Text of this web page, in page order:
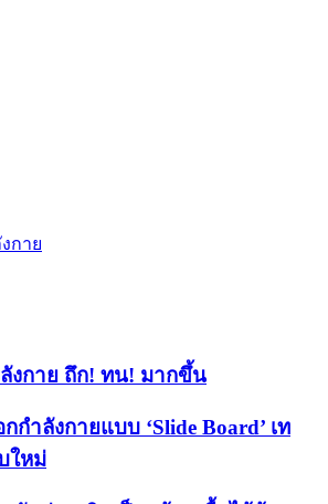
กาย
งกาย ถึก! ทน! มากขึ้น
ำลังกายแบบ ‘Slide Board’ เท
ใหม่